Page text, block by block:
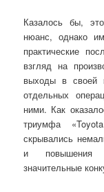
Казалось бы,
нюанс, однако
практические
взгляд на
выходы в своей
отдельных
ними. Как
триумфа
скрывались
и повышения
значительные